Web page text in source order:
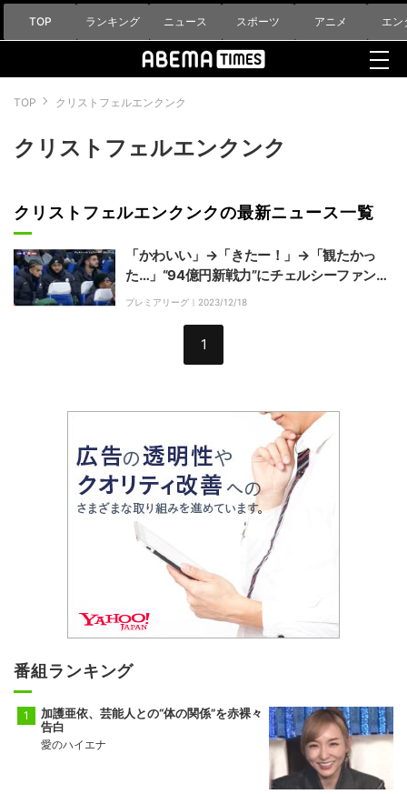
TOP ランキング ニュース スポーツ アニメ エン
TOP クリストフェルエンクンク
クリストフェルエンクンク
クリストフェルエンクンクの最新ニュース一覧
「かわいい」→「きたー！」→「観たかっ
た…」“94億円新戦力”にチェルシーファンが
大注目！ブンデスリーガMVP＆得点王が大
プレミアリーグ｜ 2023/12/18
1
番組ランキング
加護亜依、芸能人との“体の関係”を赤裸々
告白
愛のハイエナ